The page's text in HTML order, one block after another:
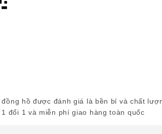
hồ được đánh giá là bền bỉ và chất
đổi 1 và miễn phí giao hàng toàn quốc